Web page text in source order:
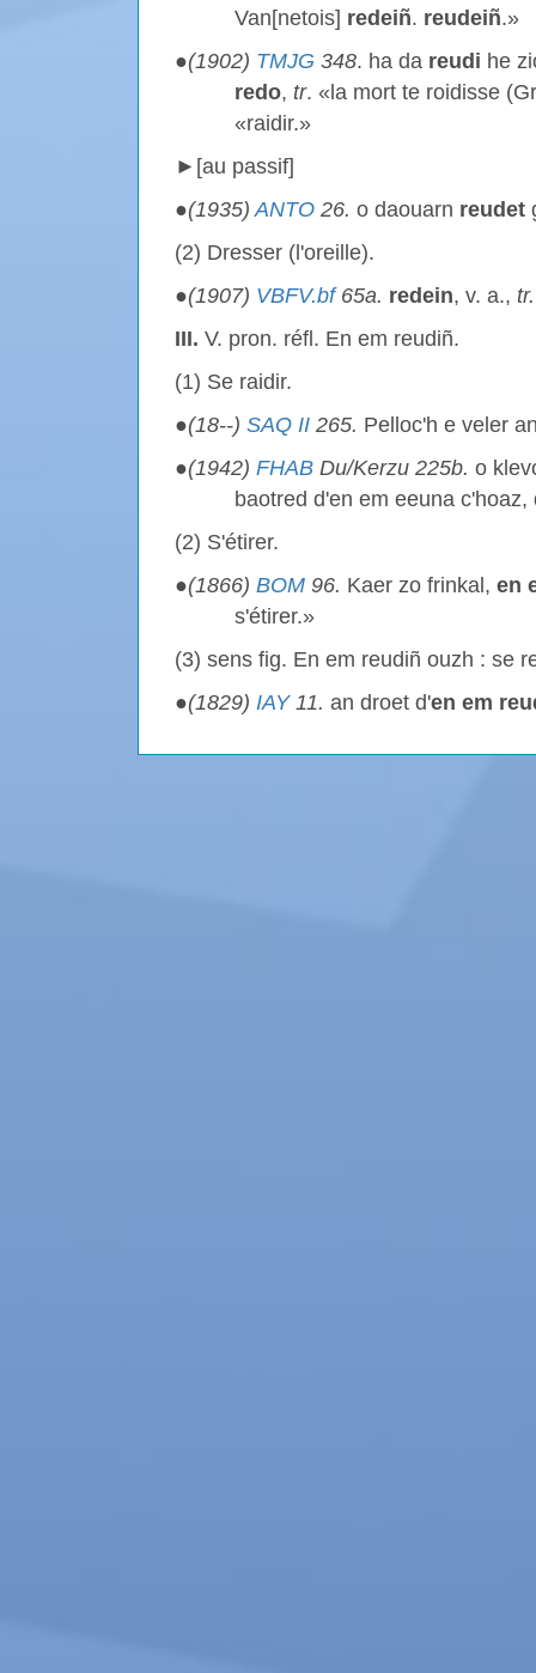
Van[netois] redeiñ. reudeiñ.»
●(1902) TMJG 348. ha da reudi he
redo, tr. «la mort te roidisse
«raidir.»
►[au passif]
●(1935)ANTO 26. o daouarn reudet
(2) Dresser (l'oreille).
●(1907) VBFV.bf65a. redein, v. a., tr.
III. V. pron. réfl. En em reudiñ.
(1) Se raidir.
●(18--) SAQ II 265. Pelloc'h e veler
●(1942) FHAB Du/Kerzu 225b. o
baotred d'en em eeuna c'hoaz,
(2) S'étirer.
●(1866) BOM 96. Kaer zo frinkal, en
s'étirer.»
(3) sens fig. En em reudiñ ouzh : se
●(1829) IAY11. an droet d'en em